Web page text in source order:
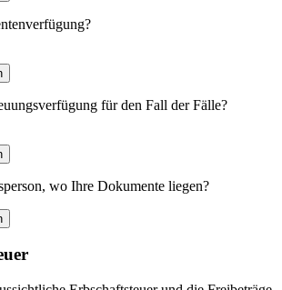
für den Fall der Fälle?
wo Ihre Dokumente liegen?